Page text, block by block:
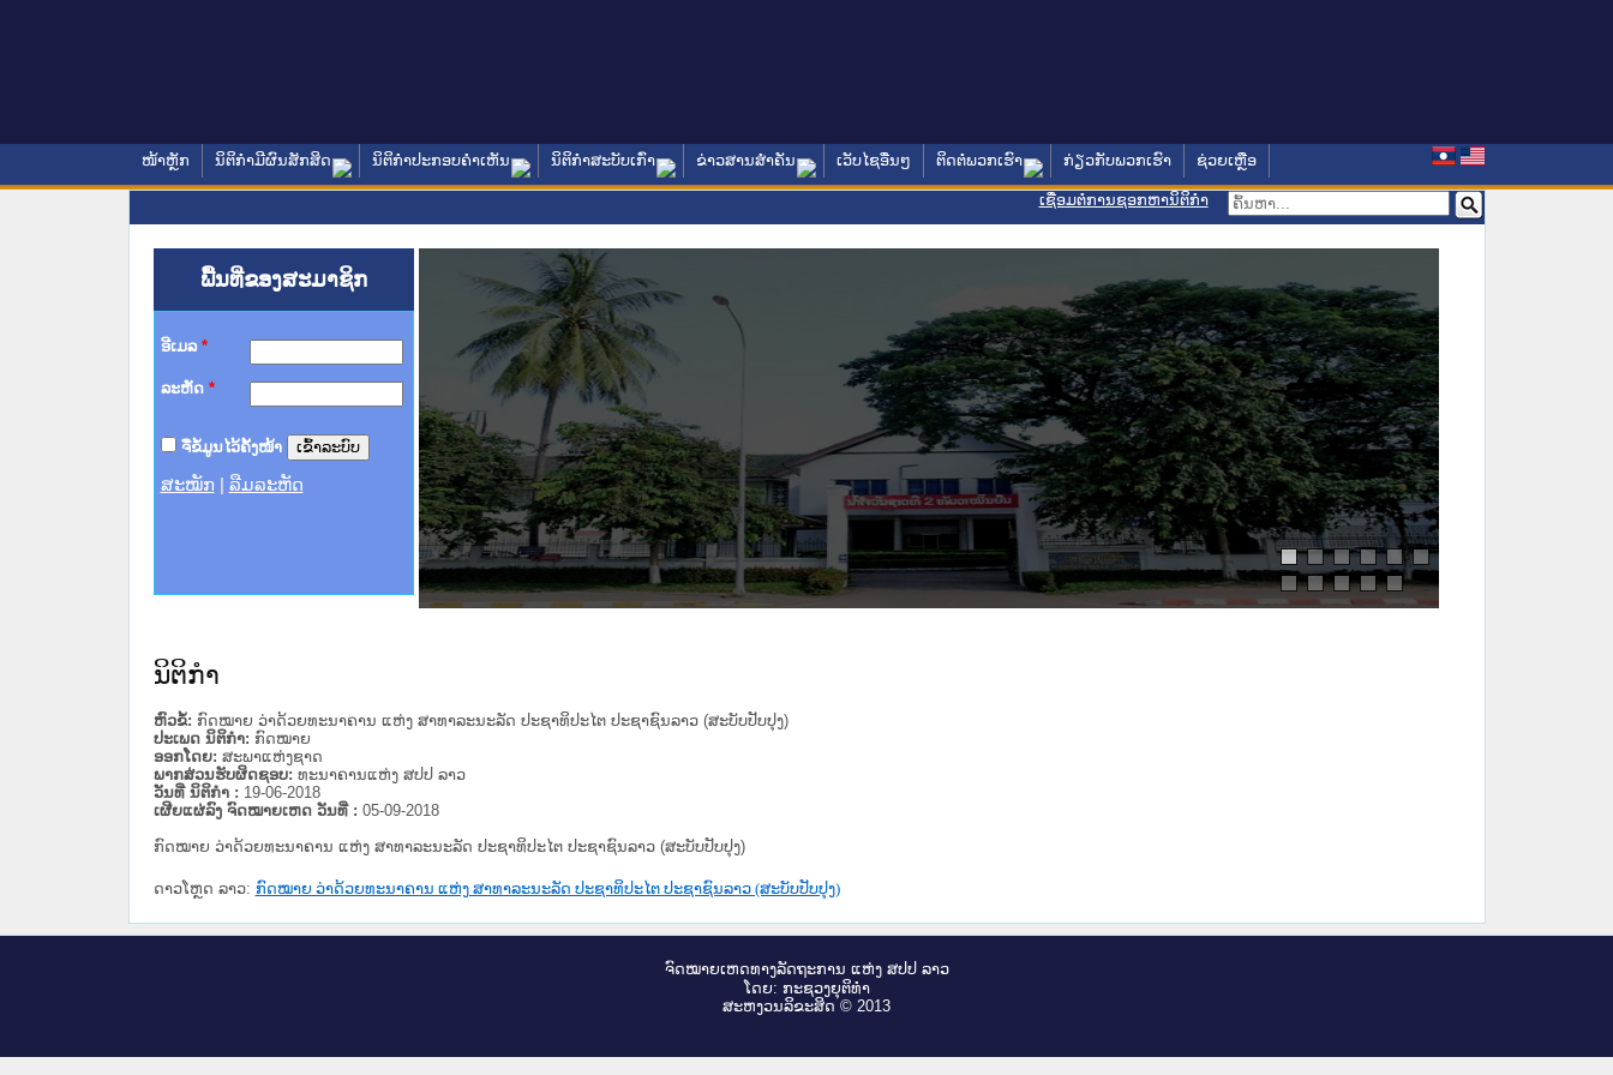
ໜ້າຫຼັກ ນິຕິກໍາມີຜົນສັກສິດ ນິຕິກໍາປະກອບຄໍາເຫັນ ນິຕິກໍາສະບັບເກົ່າ ຂ່າວສານສໍາຄັນ ເວັບໄຊອື່ນໆ ຕິດຕໍ່ພວກເຮົາ ກ່ຽວກັບພວກເຮົາ ຊ່ວຍເຫຼືອ
ເຊື່ອມຕໍ່ການຊອກຫານິຕິກຳ
ພື້ນທີ່ຂອງສະມາຊິກ
ອີເມລ *
ລະຫັດ *
ຈື່ຂໍ້ມູນໄວ້ຄັ້ງໜ້າ
ສະໝັກ ລືມລະຫັດ
ານສະພາປະຊາຊົນ ພາກເໜືອ
ທາງລັດຖະການ
ສຳລັບ ພາກກາງ
ສຳລັບ ພາກໃຕ້
ວິທະຍາຄານຕຳຫຼວດປະຊາຊົນ
ວິທະຍາຄານສັນຕິບານປະຊາຊົນ
າຍເຫດທາງລັດຖະການໃຫ້ຜູ້ປະສານງານ
ຂັ້ນແຂວງພາກເໜືອ
ານສະພາປະຊາຊົນ ພາກກາງ
ນິຕິກໍາ
ຫົວຂໍ້: ກົດໝາຍ ວ່າດ້ວຍທະນາຄານ ແຫ່ງ ສາທາລະນະລັດ ປະຊາທິປະໄຕ ປະຊາຊົນລາວ (ສະບັບປັບປຸງ)
ປະເພດ ນິຕິກໍາ: ກົດໝາຍ
ອອກໂດຍ: ສະພາແຫ່ງຊາດ
ພາກສ່ວນຮັບຜິດຊອບ: ທະນາຄານແຫ່ງ ສປປ ລາວ
ວັນທີ່ ນິຕິກໍາ : 19-06-2018
ເຜີຍແຜ່ລົງ ຈົດໝາຍເຫດ ວັນທີ່ : 05-09-2018
ກົດໝາຍ ວ່າດ້ວຍທະນາຄານ ແຫ່ງ ສາທາລະນະລັດ ປະຊາທິປະໄຕ ປະຊາຊົນລາວ (ສະບັບປັບປຸງ)
ດາວໂຫຼດ ລາວ: ກົດໝາຍ ວ່າດ້ວຍທະນາຄານ ແຫ່ງ ສາທາລະນະລັດ ປະຊາທິປະໄຕ ປະຊາຊົນລາວ (ສະບັບປັບປຸງ)
ຈົດ​ໝາຍ​ເຫດ​ທາງ​ລັດ​ຖະ​ການ ແຫ່ງ ສ​ປ​ປ ລາວ
ໂດຍ: ກະ​ຊວງຍຸ​ຕິ​ທຳ
ສະ​ຫງວນ​ລິ​ຂະ​ສິດ © 2013